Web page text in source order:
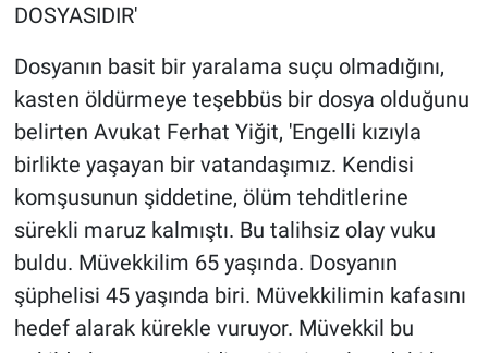
DOSYASIDIR'
Dosyanın basit bir yaralama suçu olmadığını,
kasten öldürmeye teşebbüs bir dosya olduğunu
belirten Avukat Ferhat Yiğit, 'Engelli kızıyla
birlikte yaşayan bir vatandaşımız. Kendisi
komşusunun şiddetine, ölüm tehditlerine
sürekli maruz kalmıştı. Bu talihsiz olay vuku
buldu. Müvekkilim 65 yaşında. Dosyanın
şüphelisi 45 yaşında biri. Müvekkilimin kafasını
hedef alarak kürekle vuruyor. Müvekkil bu